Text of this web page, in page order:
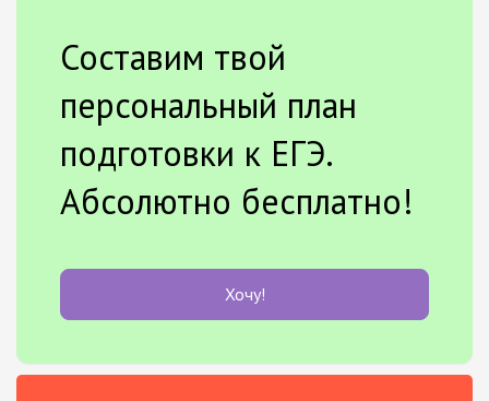
Составим твой
персональный план
подготовки к ЕГЭ.
Абсолютно бесплатно!
Хочу!